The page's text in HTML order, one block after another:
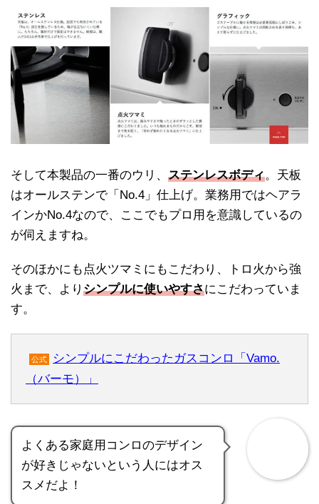
そして本製品の一番のウリ、 ステンレスボディ。天板
はオールステンで「No.4」仕上げ。業務用ではヘアラ
インかNo.4なので、ここでもプロ用を意識しているの
が伺えますね。
そのほかにも点火ツマミにもこだわり、トロ火から強
火まで、より シンプルに使いやすさにこだわっていま
す。
公式
シンプルにこだわったガスコンロ「Vamo.
（バーモ）」
よくある家庭用コンロのデザイン
が好きじゃないという人にはオス
スメだよ！